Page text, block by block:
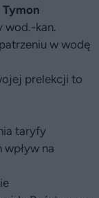
Tymon
wod.-kan.
w wodę
prelekcji to
taryfy
na